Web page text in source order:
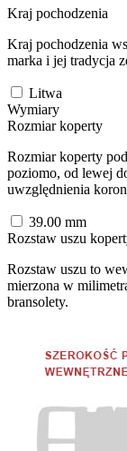
Kraj pochodzenia
Kraj pochodzenia
marka i jej tradycja
Litwa
Wymiary
Rozmiar koperty
Rozmiar koperty
poziomo, od lewej
uwzględnienia
39.00 mm
Rozstaw uszu
Rozstaw uszu to
mierzona w
bransolety.